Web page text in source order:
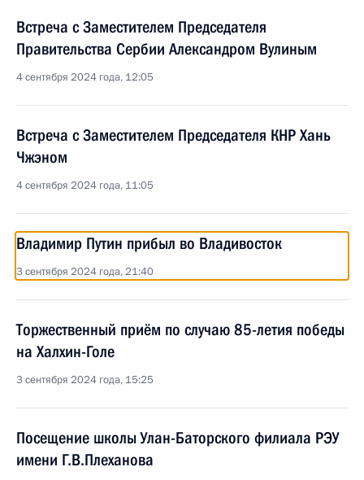
Встреча с Заместителем Председателя
Правительства Сербии Александром Вулиным
4 сентября 2024 года, 12:05
Встреча с Заместителем Председателя КНР Хань
Чжэном
4 сентября 2024 года, 11:05
Владимир Путин прибыл во Владивосток
3 сентября 2024 года, 21:40
Торжественный приём по случаю 85-летия победы
на Халхин-Голе
3 сентября 2024 года, 15:25
Посещение школы Улан-Баторского филиала РЭУ
имени Г.В.Плеханова